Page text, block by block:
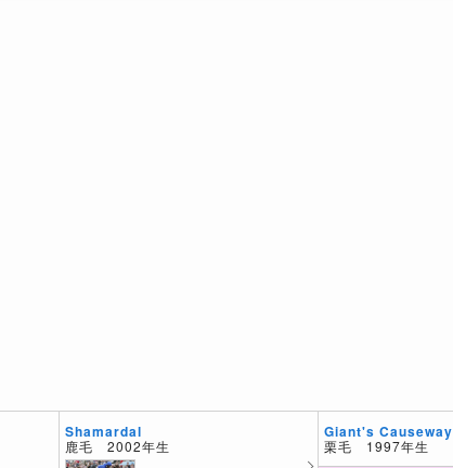
Shamardal
鹿毛 2002年生
Giant's Causeway
栗毛 1997年生